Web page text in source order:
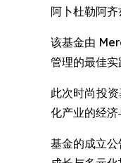
阿卜杜勒阿
该基金由
管理的最佳实
此次时尚投
化产业的经济
基金的成立